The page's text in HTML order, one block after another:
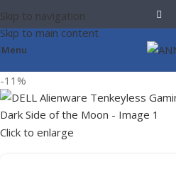
Skip to navigation
Skip to main content
Menu
-11%
Click to enlarge